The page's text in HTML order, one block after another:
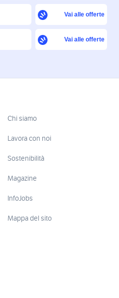
Vai alle offerte
Vai alle offerte
Chi siamo
Lavora con noi
Sostenibilità
Magazine
InfoJobs
Mappa del sito